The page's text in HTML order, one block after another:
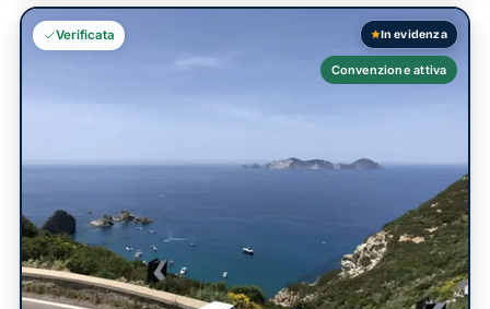
Verificata
Convenzione attiva
In evidenza